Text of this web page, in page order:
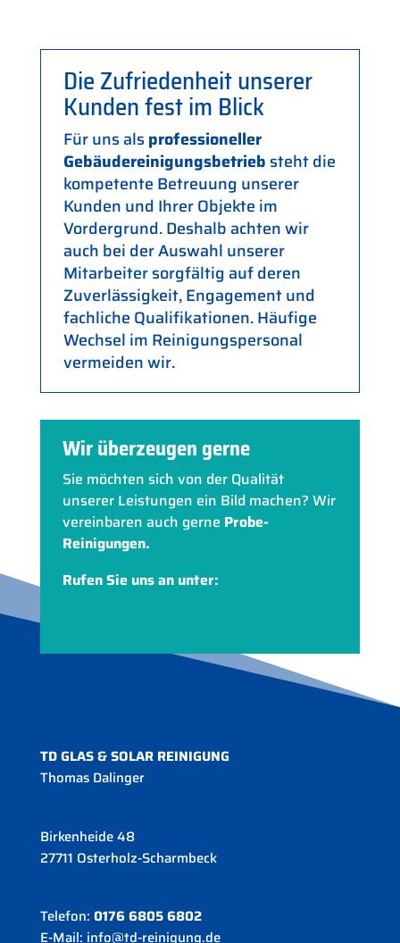
Die Zufriedenheit unserer
Kunden fest im Blick
Für uns als professioneller
Gebäudereinigungsbetrieb steht die
kompetente Betreuung unserer
Kunden und Ihrer Objekte im
Vordergrund. Deshalb achten wir
auch bei der Auswahl unserer
Mitarbeiter sorgfältig auf deren
Zuverlässigkeit, Engagement und
fachliche Qualifikationen. Häufige
Wechsel im Reinigungspersonal
vermeiden wir.
Wir überzeugen gerne
Sie möchten sich von der Qualität
unserer Leistungen ein Bild machen? Wir
vereinbaren auch gerne Probe-
Reinigungen.
Rufen Sie uns an unter:
TD GLAS & SOLAR REINIGUNG
Thomas Dalinger
Birkenheide 48
27711 Osterholz-Scharmbeck
Telefon: 0176 6805 6802
E-Mail: info@td-reinigung.de